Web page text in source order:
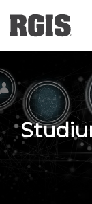
content